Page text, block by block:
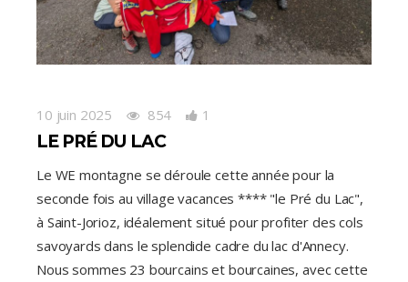
10 juin 2025 854 1
LE PRÉ DU LAC
Le WE montagne se déroule cette année pour la
seconde fois au village vacances **** "le Pré du Lac",
à Saint-Jorioz, idéalement situé pour profiter des cols
savoyards dans le splendide cadre du lac d'Annecy.
Nous sommes 23 bourcains et bourcaines, avec cette